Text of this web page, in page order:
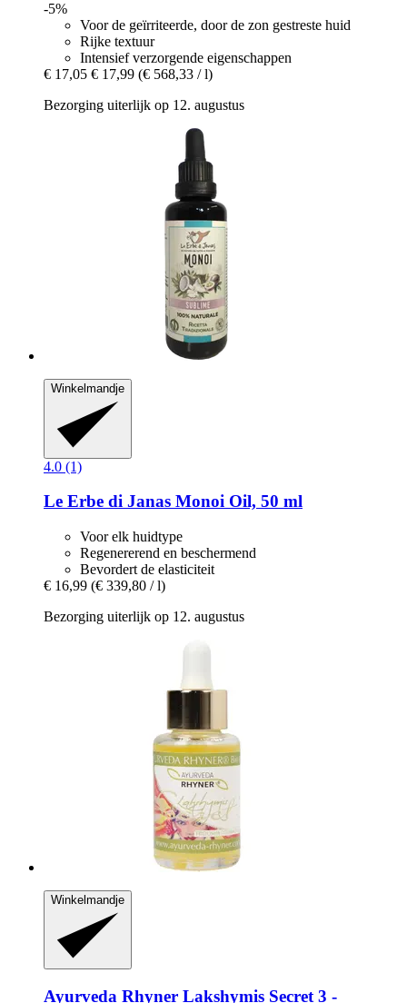
-5%
Voor de geïrriteerde, door de zon gestreste huid
Rijke textuur
Intensief verzorgende eigenschappen
€ 17,05 € 17,99 (€ 568,33 / l)
Bezorging uiterlijk op 12. augustus
Winkelmandje
4.0 (1)
Le Erbe di Janas Monoi Oil, 50 ml
Voor elk huidtype
Regenererend en beschermend
Bevordert de elasticiteit
€ 16,99 (€ 339,80 / l)
Bezorging uiterlijk op 12. augustus
Winkelmandje
Ayurveda Rhyner Lakshymis Secret 3 -​